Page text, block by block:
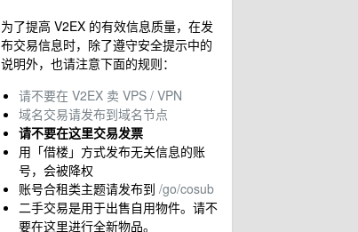
为了提高 V2EX 的有效信息质量，在发
布交易信息时，除了遵守安全提示中的
说明外，也请注意下面的规则：
请不要在 V2EX 卖 VPS / VPN
域名交易请发布到域名节点
请不要在这里交易发票
用「借楼」方式发布无关信息的账
号，会被降权
账号合租类主题请发布到 /go/cosub
二手交易是用于出售自用物件。请不
要在这里进行全新物品。